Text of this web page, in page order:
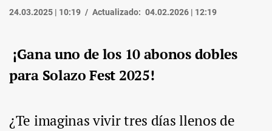
24.03.2025 | 10:19 Actualizado: 04.02.2026 | 12:19
¡Gana uno de los 10 abonos dobles
para Solazo Fest 2025!
¿Te imaginas vivir tres días llenos de